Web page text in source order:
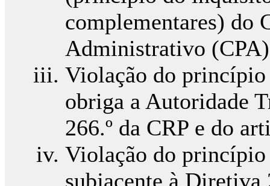
complementares) do
Administrativo
Violação do princípio
obriga a Autoridade
266.º da CRP e do
Violação do
subjacente à Diretiva